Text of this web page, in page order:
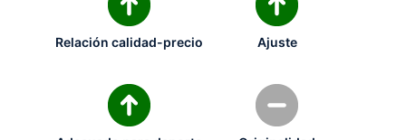
Relación calidad-precio Ajuste